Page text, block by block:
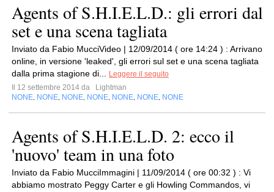
Agents of S.H.I.E.L.D.: gli errori dal
set e una scena tagliata
Inviato da Fabio MucciVideo | 12/09/2014 ( ore 14:24 ) : Arrivano
online, in versione 'leaked', gli errori sul set e una scena tagliata
dalla prima stagione di...
Leggere il seguito
Il 12 settembre 2014 da
Lightman
NONE NONE NONE NONE NONE NONE NONE
Agents of S.H.I.E.L.D. 2: ecco il
'nuovo' team in una foto
Inviato da Fabio MucciImmagini | 11/09/2014 ( ore 00:32 ) : Vi
abbiamo mostrato Peggy Carter e gli Howling Commandos, vi